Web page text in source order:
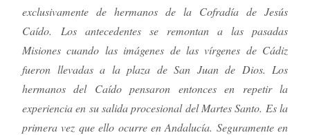
exclusivamente de hermanos de la Cofradía de Jesús
Caído. Los antecedentes se remontan a las pasadas
Misiones cuando las imágenes de las vírgenes de Cádiz
fueron llevadas a la plaza de San Juan de Dios. Los
hermanos del Caído pensaron entonces en repetir la
experiencia en su salida procesional del Martes Santo. Es la
primera vez que ello ocurre en Andalucía. Seguramente en